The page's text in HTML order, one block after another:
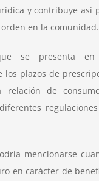
y contribuye así
en la comunidad.
se presenta
los plazos de
relación de
mencionarse
en carácter de